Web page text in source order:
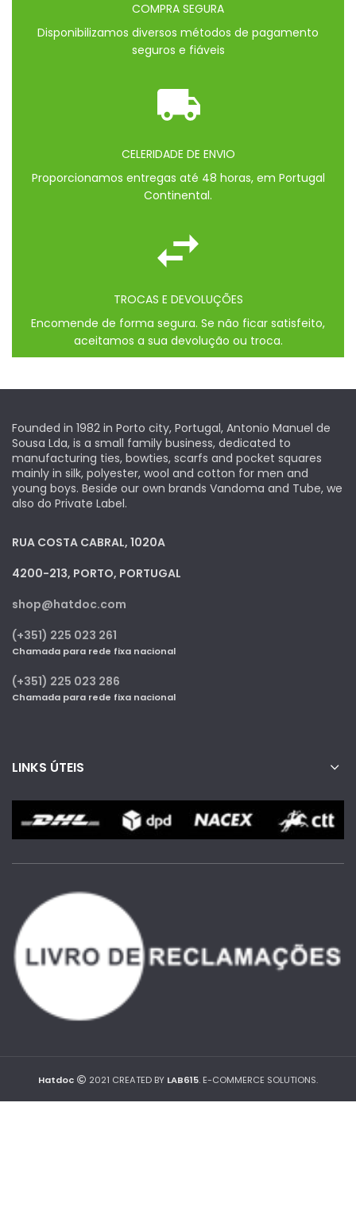
COMPRA SEGURA
Disponibilizamos diversos métodos de pagamento
seguros e fiáveis
CELERIDADE DE ENVIO
Proporcionamos entregas até 48 horas, em Portugal
Continental.
TROCAS E DEVOLUÇÕES
Encomende de forma segura. Se não ficar satisfeito,
aceitamos a sua devolução ou troca.
Founded in 1982 in Porto city, Portugal, Antonio Manuel de
Sousa Lda, is a small family business, dedicated to
manufacturing ties, bowties, scarfs and pocket squares
mainly in silk, polyester, wool and cotton for men and
young boys. Beside our own brands Vandoma and Tube, we
also do Private Label.
RUA COSTA CABRAL, 1020A
4200-213, PORTO, PORTUGAL
shop@hatdoc.com
(+351) 225 023 261
Chamada para rede fixa nacional
(+351) 225 023 286
Chamada para rede fixa nacional
LINKS ÚTEIS
Hatdoc 2021 CREATED BY LAB615. E-COMMERCE SOLUTIONS.